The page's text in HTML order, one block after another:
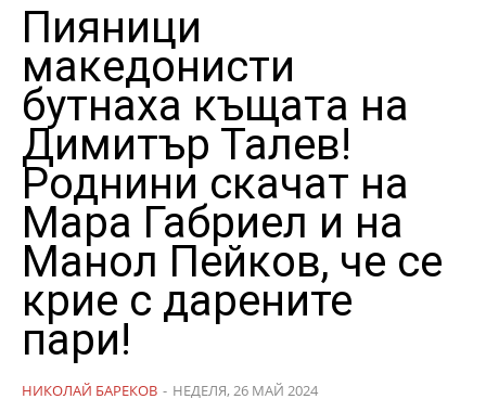
Пияници
македонисти
бутнаха къщата на
Димитър Талев!
Роднини скачат на
Мара Габриел и на
Манол Пейков, че се
крие с дарените
пари!
НИКОЛАЙ БАРЕКОВ - НЕДЕЛЯ, 26 МАЙ 2024